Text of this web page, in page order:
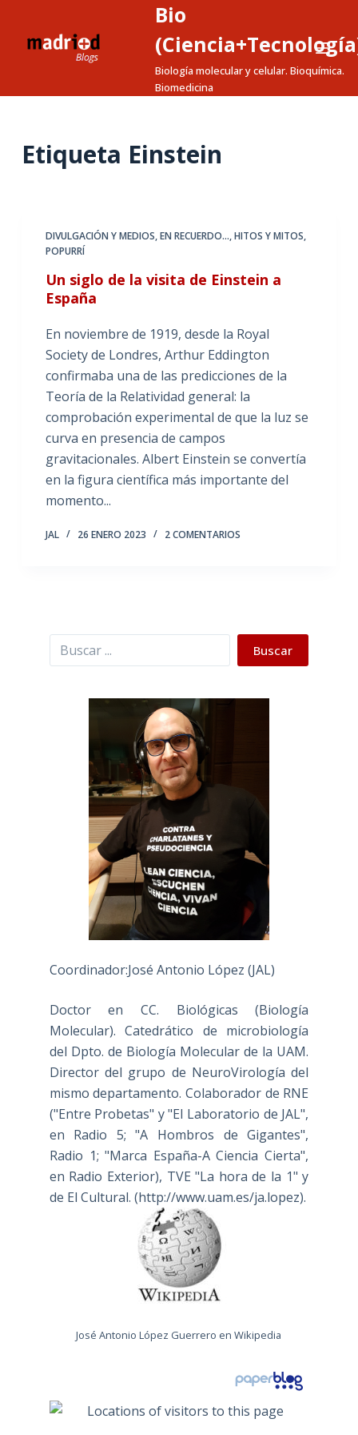
a
Bio
Biología molecular y celular. Bioquímica.
Biomedicina
Etiqueta Einstein
DIVULGACIÓN Y MEDIOS,EN RECUERDO...,HITOS Y MITOS,
POPURRÍ
Un siglo de la visita de Einstein a
España
En noviembre de 1919, desde la Royal
Society de Londres, Arthur Eddington
confirmaba una de las predicciones de la
Teoría de la Relatividad general: la
comprobación experimental de que la luz se
curva en presencia de campos
gravitacionales. Albert Einstein se convertía
en la figura científica más importante del
momento...
JAL 26 ENERO 2023 2 COMENTARIOS
Buscar Buscar
Coordinador:José Antonio López (JAL)
Doctor en CC. Biológicas (Biología
Molecular). Catedrático de microbiología
del Dpto. de Biología Molecular de la UAM.
Director del grupo de NeuroVirología del
mismo departamento. Colaborador de RNE
("Entre Probetas" y "El Laboratorio de JAL",
en Radio 5; "A Hombros de Gigantes",
Radio 1; "Marca España-A Ciencia Cierta",
en Radio Exterior), TVE "La hora de la 1" y
de El Cultural. (http://www.uam.es/ja.lopez).
José Antonio López Guerrero en Wikipedia